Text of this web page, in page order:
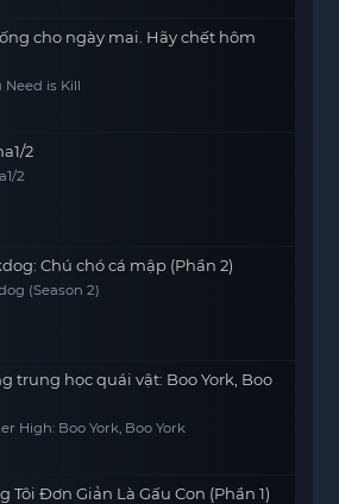
cho ngày mai. Hãy chết hôm
Need is Kill
2
2
Chú chó cá mập (Phần 2)
(Season 2)
trung học quái vật: Boo York, Boo
High: Boo York, Boo York
Tôi Đơn Giản Là Gấu Con (Phần 1)